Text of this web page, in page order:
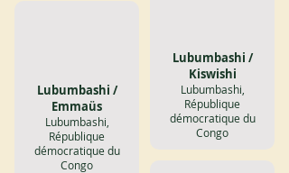
Lubumbashi /
Emmaüs
Lubumbashi,
République
démocratique du
Congo
Lubumbashi /
Kiswishi
Lubumbashi,
République
démocratique du
Congo